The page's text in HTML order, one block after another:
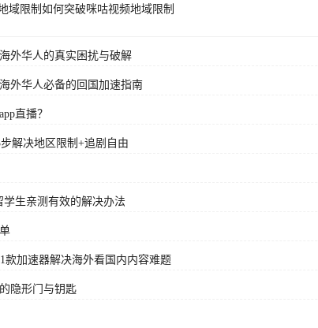
域限制 如何突破咪咕视频地域限制
外华人的真实困扰与破解
外华人必备的回国加速指南
直播？
解决地区限制+追剧自由
生亲测有效的解决办法
加速器解决海外看国内内容难题
隐形门与钥匙